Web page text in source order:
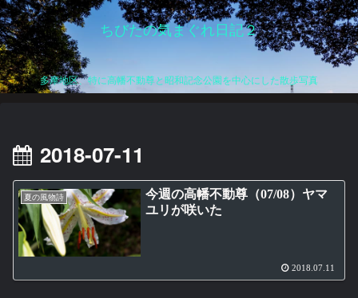
ちびたの気まぐれ日記２
多摩地区、特に高幡不動尊と昭和記念公園を中心にした散歩写真
2018-07-11
夏の風物詩
今週の高幡不動尊（07/08）ヤマ
ユリが咲いた
2018.07.11